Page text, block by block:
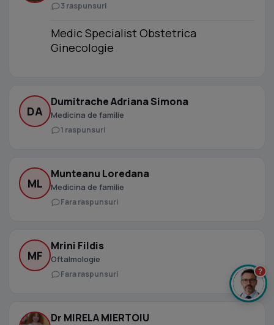
3 raspunsuri
Medic Specialist Obstetrica
Ginecologie
DA
Dumitrache Adriana Simona
Medicina de familie
1 raspunsuri
ML
Munteanu Loredana
Medicina de familie
Fara raspunsuri
MF
Mrini Fildis
Oftalmologie
Fara raspunsuri
Dr MIRELA MIERTOIU
?